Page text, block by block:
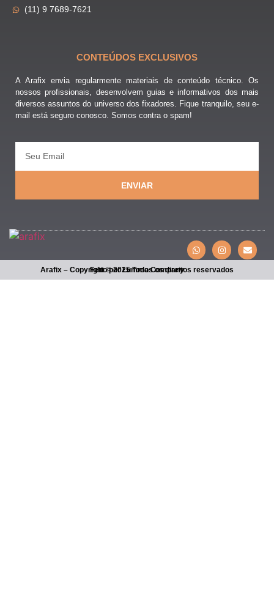
(11) 9 7689-7621
CONTEÚDOS EXCLUSIVOS
A Arafix envia regularmente materiais de conteúdo técnico. Os
nossos profissionais, desenvolvem guias e informativos dos mais
diversos assuntos do universo dos fixadores. Fique tranquilo, seu e-
mail está seguro conosco. Somos contra o spam!
ENVIAR
Arafix – Copyright © 2025 Todos os direitos reservados
Feito por Lumma Company